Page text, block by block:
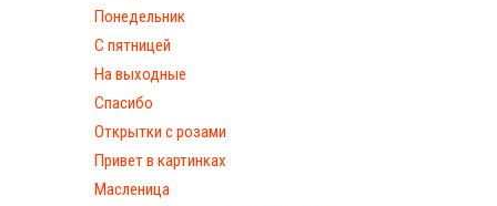
Понедельник
С пятницей
На выходные
Спасибо
Открытки с розами
Привет в картинках
Масленица